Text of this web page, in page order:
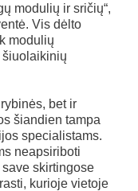
modulių ir sričių“,
Vis dėlto
modulių
šiuolaikinių
bet ir
šiandien tampa
specialistams.
neapsiriboti
skirtingose
kurioje vietoje